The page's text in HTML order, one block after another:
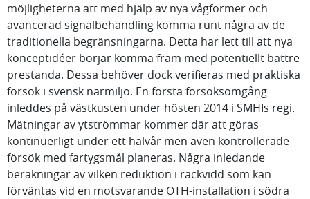
möjligheterna att med hjälp av nya vågformer och
avancerad signalbehandling komma runt några av de
traditionella begränsningarna. Detta har lett till att nya
konceptidéer börjar komma fram med potentiellt bättre
prestanda. Dessa behöver dock verifieras med praktiska
försök i svensk närmiljö. En första försöksomgång
inleddes på västkusten under hösten 2014 i SMHIs regi.
Mätningar av ytströmmar kommer där att göras
kontinuerligt under ett halvår men även kontrollerade
försök med fartygsmål planeras. Några inledande
beräkningar av vilken reduktion i räckvidd som kan
förväntas vid en motsvarande OTH-installation i södra